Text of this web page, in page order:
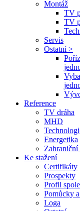
Montáž
TV
TV
Servis
Ostatní >
Reference
TV dráha
MHD
Energetika
Ke stažení
Certifikáty
Prospekty
Profil
Pomůcky
Loga